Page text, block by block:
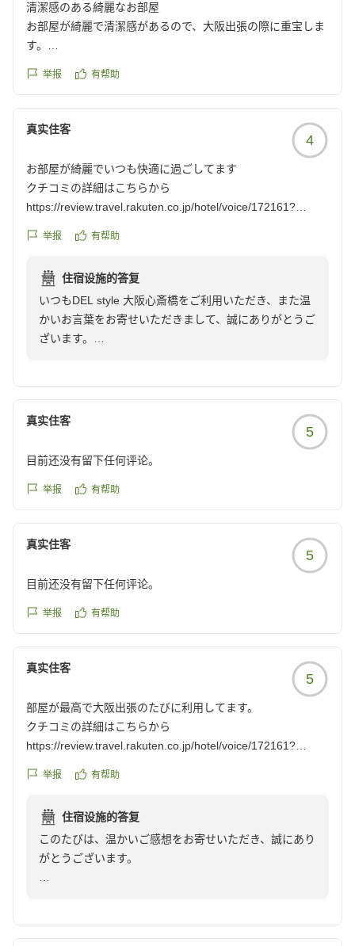
清潔感のある綺麗なお部屋
お部屋が綺麗で清潔感があるので、大阪出張の際に重宝しま
す。
https://review.travel.rakuten.co.jp/hotel/voice/172161?
举报 有帮助
真实住客
4
お部屋が綺麗でいつも快適に過ごしてます
クチコミの詳細はこちらから
https://review.travel.rakuten.co.jp/hotel/voice/172161?
举报 有帮助
住宿设施的答复
いつもDEL style 大阪心斎橋をご利用いただき、また温
かいお言葉をお寄せいただきまして、誠にありがとうご
ざいます。
拝読いたしました。繰り返し当ホテルをお選びいただけ
ることは、私どもにとって何よりの喜びであり、大きな
励みとなっております。
これからもお客様に安心して快適にお過ごしいただける
今後とも変わらぬご愛顧を賜りますようお願い申し上げ
ます。またお客様をお迎えできます日を、スタッフ一同
心よりお待ちしております。
真实住客
5
目前还没有留下任何评论。
举报 有帮助
真实住客
5
目前还没有留下任何评论。
举报 有帮助
真实住客
5
部屋が最高で大阪出張のたびに利用してます。
クチコミの詳細はこちらから
https://review.travel.rakuten.co.jp/hotel/voice/172161?
举报 有帮助
住宿设施的答复
このたびは、温かいご感想をお寄せいただき、誠にあり
がとうございます。